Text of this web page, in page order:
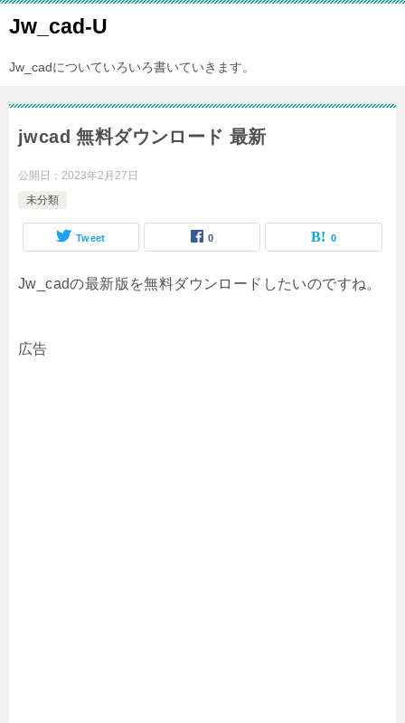
Jw_cad-U
Jw_cadについていろいろ書いていきます。
jwcad 無料ダウンロード 最新
公開日： 2023年2月27日
未分類
Tweet 0 0
Jw_cadの最新版を無料ダウンロードしたいのですね。
広告